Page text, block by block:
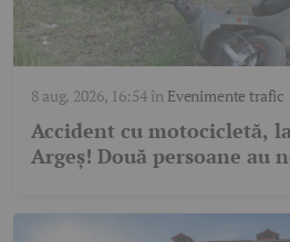
8 aug. 2026, 16:54în Evenimente trafic
Accident cu motocicletă,
Argeș! Două persoane au